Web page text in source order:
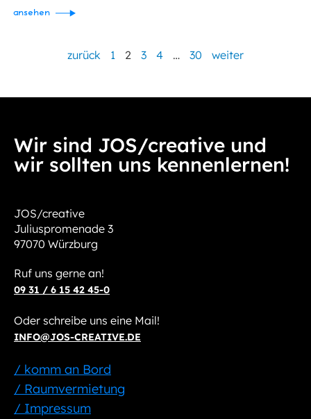
ansehen
zurück 1 2 3 4 … 30 weiter
Wir sind JOS/creative und
wir sollten uns kennenlernen!
JOS/creative
Juliuspromenade 3
97070 Würzburg
Ruf uns gerne an!
09 31 / 6 15 42 45-0
Oder schreibe uns eine Mail!
INFO@JOS-CREATIVE.DE
/ komm an Bord
/ Raumvermietung
/ Impressum